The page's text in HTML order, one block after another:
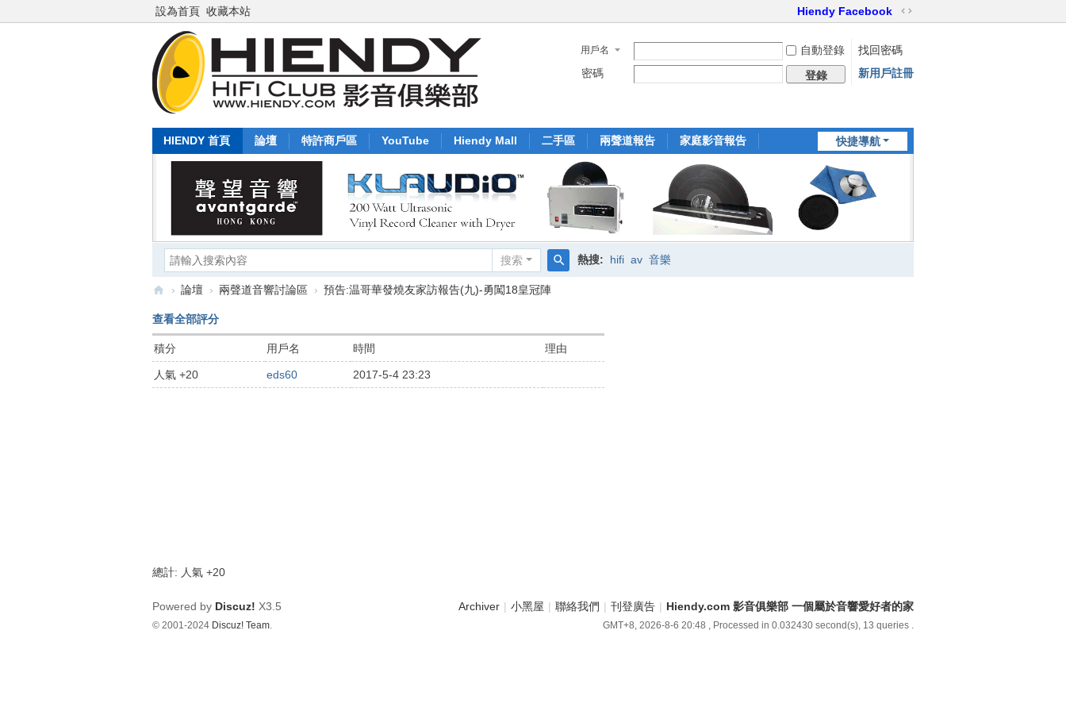
設為首頁 收藏本站 Hiendy Facebook
切
到
寬
版
用戶名 自動登錄
找回密碼
密碼
登錄 新用戶註冊
快捷導航
HIENDY 首頁 論壇 特許商戶區 YouTube Hiendy Mall 二手區 兩聲道報告
家庭影音報告
搜索 熱搜: hifi av 音樂
Hi
en
dy
.c
› 論壇 › 兩聲道音響討論區 › 預告:温哥華發燒友家訪報告(九)-勇闖18皇冠陣
查看全部評分
積分 用戶名 時間 理由
人氣 +20 eds60 2017-5-4 23:23
總計: 人氣 +20
Archiver | 小黑屋 | 聯絡我們 | 刊登廣告 | Hiendy.com 影音俱樂部 一個屬於音響愛好者的家
GMT+8, 2026-8-6 20:48 , Processed in 0.032430 second(s), 13 queries .
Powered by Discuz! X3.5
© 2001-2024 Discuz! Team.